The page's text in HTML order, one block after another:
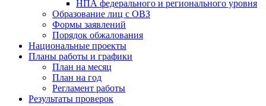
НПА федерального и регионального уровня
Образование лиц с ОВЗ
Формы заявлений
Порядок обжалования
Национальные проекты
Планы работы и графики
План на месяц
План на год
Регламент работы
Результаты проверок